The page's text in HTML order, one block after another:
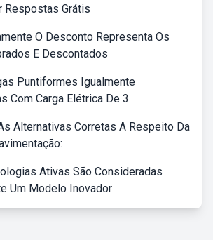
Respostas Grátis
O Desconto Representa Os
E Descontados
Puntiformes Igualmente
Com Carga Elétrica De 3
Alternativas Corretas A Respeito Da
Ativas São Consideradas
Um Modelo Inovador